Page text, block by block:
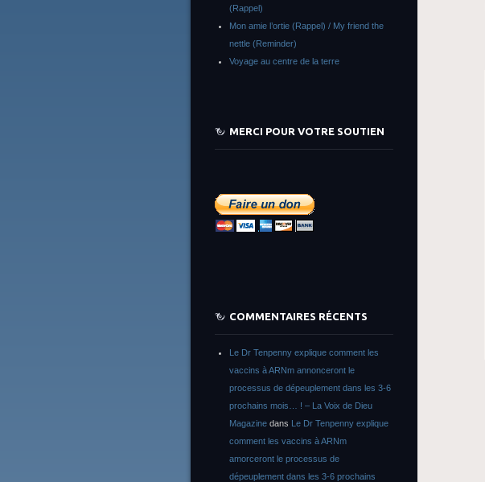
(Rappel)
Mon amie l’ortie (Rappel) / My friend the
nettle (Reminder)
Voyage au centre de la terre
MERCI POUR VOTRE SOUTIEN
COMMENTAIRES RÉCENTS
Le Dr Tenpenny explique comment les
vaccins à ARNm annonceront le
processus de dépeuplement dans les 3-6
prochains mois… ! – La Voix de Dieu
Magazine dans Le Dr Tenpenny explique
comment les vaccins à ARNm
amorceront le processus de
dépeuplement dans les 3-6 prochains